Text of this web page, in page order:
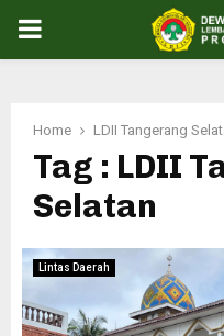
PRIMARY
Home LDII Tangerang
Tag : LDII
Selatan
Lintas Daerah